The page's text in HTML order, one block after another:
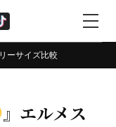
ーサイズ比較
』エルメス